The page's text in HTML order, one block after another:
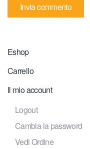
Invia commento
Eshop
Carrello
Il mio account
Logout
Cambia la password
Vedi Ordine